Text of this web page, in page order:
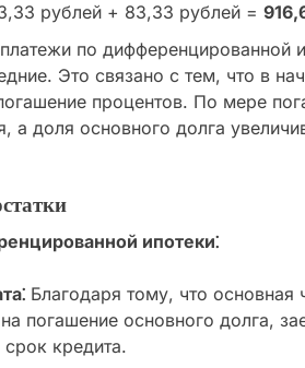
рублей + 83,33 рублей =
по дифференцированной
Это связано с тем, что в
процентов. По мере
а доля основного долга
ипотеки⁚
Благодаря тому, что основная
погашение основного долга,
кредита.